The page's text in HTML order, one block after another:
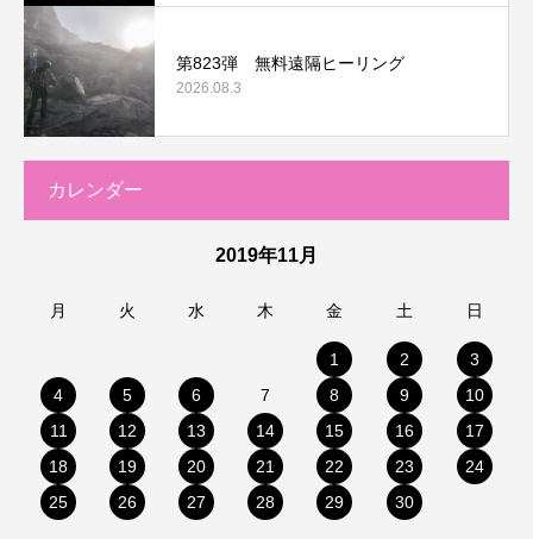
第823弾 無料遠隔ヒーリング
2026.08.3
カレンダー
2019年11月
月 火 水 木 金 土 日
1 2
3
4
5 6 7 8 9
10
11
12 13 14 15 16
17
18
19 20 21 22 23
24
25
26 27 28 29 30